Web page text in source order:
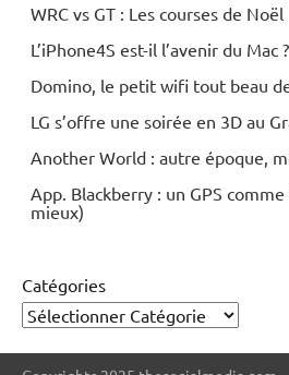
WRC vs GT : Les courses de Noël
L’iPhone4S est-il l’avenir du Mac ?
Domino, le petit wifi tout beau
LG s’offre une soirée en 3D au
Another World : autre époque,
App. Blackberry : un GPS
mieux)
Catégories